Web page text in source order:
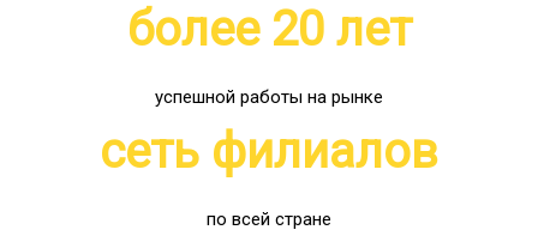
более 20 лет
успешной работы на рынке
сеть филиалов
по всей стране